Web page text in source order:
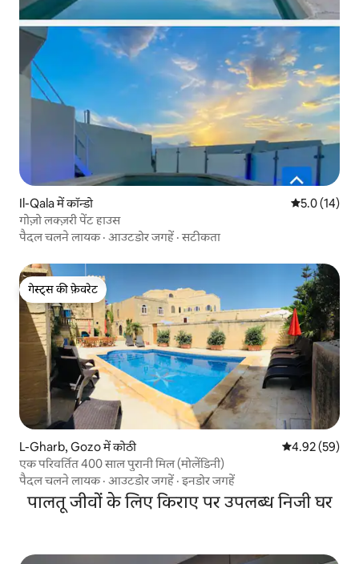
Il-Qala में कॉन्डो औसत रेटिंग 5
5.0 (14)
गोज़ो लक्ज़री पेंट हाउस
पैदल चलने लायक· आउटडोर जगहें ·सटीकता
गेस्ट्स की फ़ेवरेट
गेस्ट्स की फ़ेवरेट
L-Gharb, Gozo में कोठी औसत रेटिंग 5 में
4.92 (59)
एक परिवर्तित 400 साल पुरानी मिल (मोलेंडिनी)
पैदल चलने लायक· आउटडोर जगहें ·इनडोर जगहें
पालतू जीवों के लिए किराए पर उपलब्ध निजी घर